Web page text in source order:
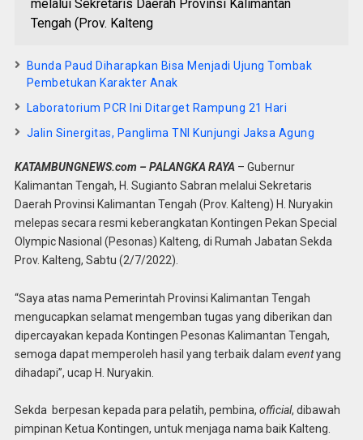
melalui Sekretaris Daerah Provinsi Kalimantan
Tengah (Prov. Kalteng
Bunda Paud Diharapkan Bisa Menjadi Ujung Tombak
Pembetukan Karakter Anak
Laboratorium PCR Ini Ditarget Rampung 21 Hari
Jalin Sinergitas, Panglima TNI Kunjungi Jaksa Agung
KATAMBUNGNEWS.com – PALANGKA RAYA – Gubernur
Kalimantan Tengah, H. Sugianto Sabran melalui Sekretaris
Daerah Provinsi Kalimantan Tengah (Prov. Kalteng) H. Nuryakin
melepas secara resmi keberangkatan Kontingen Pekan Special
Olympic Nasional (Pesonas) Kalteng, di Rumah Jabatan Sekda
Prov. Kalteng, Sabtu (2/7/2022).
“Saya atas nama Pemerintah Provinsi Kalimantan Tengah
mengucapkan selamat mengemban tugas yang diberikan dan
dipercayakan kepada Kontingen Pesonas Kalimantan Tengah,
semoga dapat memperoleh hasil yang terbaik dalam eventyang
dihadapi”, ucap H. Nuryakin.
Sekda berpesan kepada para pelatih, pembina, official, dibawah
pimpinan Ketua Kontingen, untuk menjaga nama baik Kalteng.